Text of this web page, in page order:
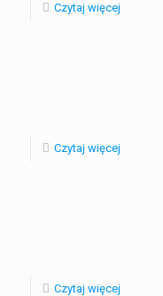
Czytaj więcej
Czytaj więcej
Czytaj więcej